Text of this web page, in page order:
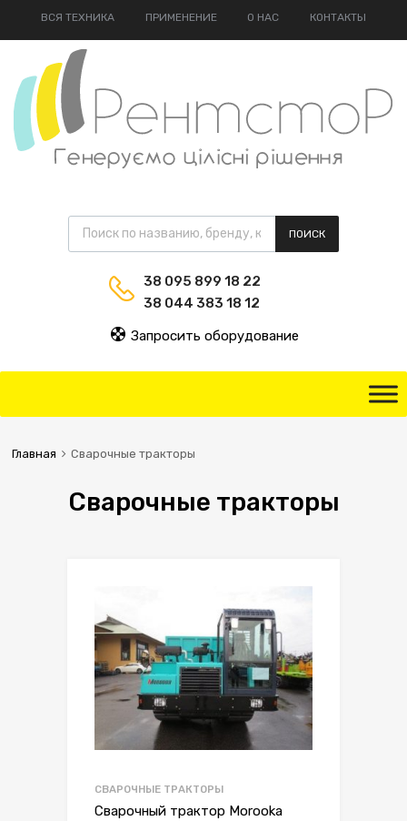
ВСЯ ТЕХНИКА ПРИМЕНЕНИЕ О НАС КОНТАКТЫ
ПОИСК
38 095 899 18 22
38 044 383 18 12
Запросить оборудование
Главная Сварочные тракторы
Сварочные тракторы
СВАРОЧНЫЕ ТРАКТОРЫ
Сварочный трактор Morooka